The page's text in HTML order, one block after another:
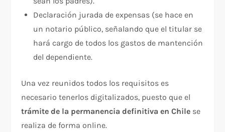
Declaración jurada de expensas (se hace en
un notario público, señalando que el titular se
hará cargo de todos los gastos de mantención
del dependiente.
Una vez reunidos todos los requisitos es
necesario tenerlos digitalizados, puesto que el
trámite de la permanencia definitiva en Chile se
realiza de forma online.